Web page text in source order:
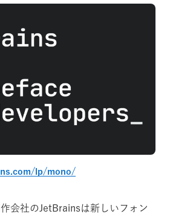
lp/mono/
会社のJetBrainsは新しいフォン